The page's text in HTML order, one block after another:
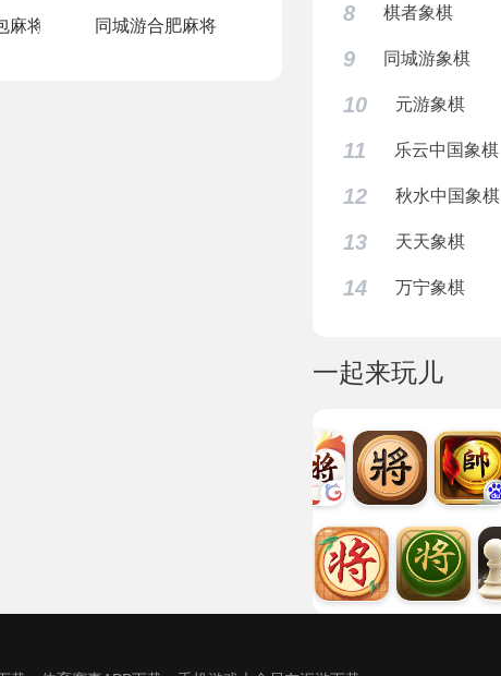
麻将 同城游合肥麻将
8 棋者象棋
9 同城游象棋
10 元游象棋
11 乐云中国象棋
12 秋水中国象棋
13 天天象棋
14 万宁象棋
一起来玩儿